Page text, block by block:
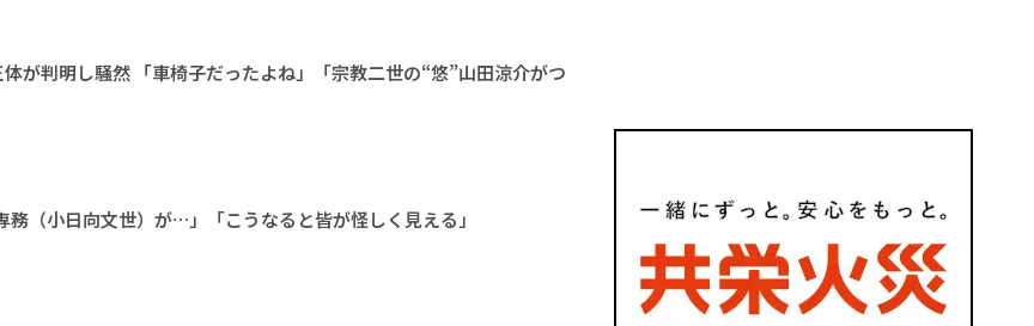
体が判明し騒然 「車椅子だったよね」「宗教二世の“悠”山田涼介がつ
務（小日向文世）が…」「こうなると皆が怪しく見える」